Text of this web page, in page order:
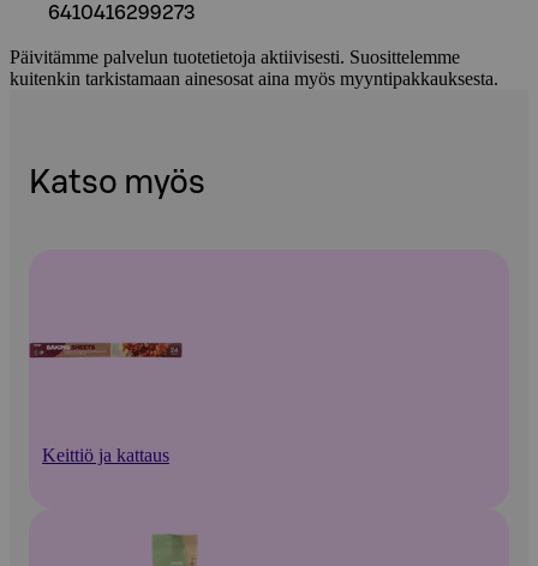
6410416299273
Päivitämme palvelun tuotetietoja aktiivisesti. Suosittelemme
kuitenkin tarkistamaan ainesosat aina myös myyntipakkauksesta.
Katso myös
Keittiö ja kattaus